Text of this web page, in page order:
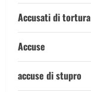
Accusati di tortura
Accuse
accuse di stupro